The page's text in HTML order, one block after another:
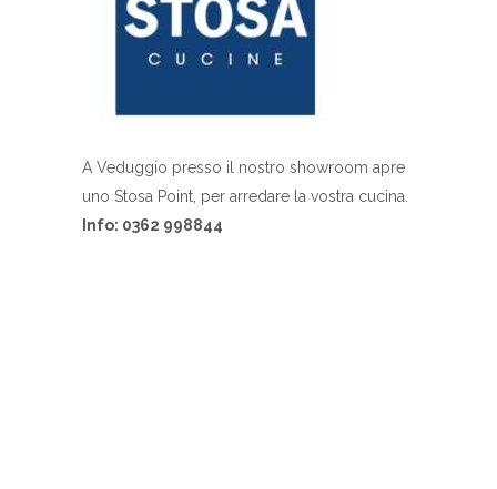
A Veduggio presso il nostro showroom apre
uno Stosa Point, per arredare la vostra cucina.
Info: 0362 998844